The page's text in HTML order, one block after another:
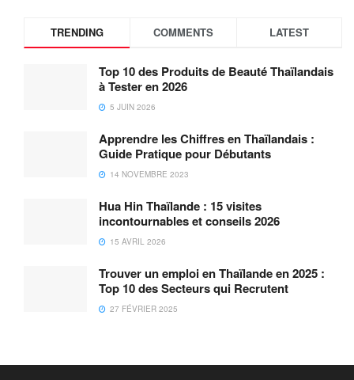
TRENDING COMMENTS LATEST
Top 10 des Produits de Beauté Thaïlandais
à Tester en 2026
5 JUIN 2026
Apprendre les Chiffres en Thaïlandais :
Guide Pratique pour Débutants
14 NOVEMBRE 2023
Hua Hin Thaïlande : 15 visites
incontournables et conseils 2026
15 AVRIL 2026
Trouver un emploi en Thaïlande en 2025 :
Top 10 des Secteurs qui Recrutent
27 FÉVRIER 2025